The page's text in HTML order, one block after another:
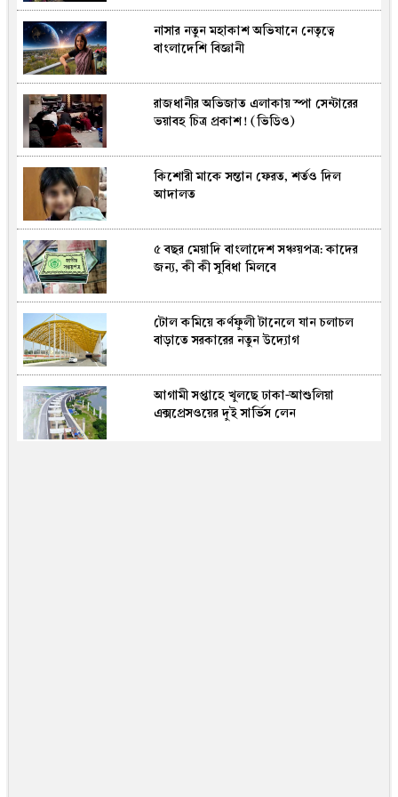
ইলন মাস্কের স্পেসএক্স ফ্যালকন ৯-এর
ধ্বংসাবশেষে চাঁদে ২৭ মিটার গর্ত, ছড়িয়ে
নরও‌য়ের ৪৫ বছরের মহিলা ইনফান্তিনোর
চ্যালেঞ্জার, ফিফা সভাপতি নির্বাচন ঘিরে বাড়ছে
মারাদোনার ‘হ্যান্ড অফ গড’-এর সাক্ষী সেই
ঐতিহাসিক ফুটবল এবার নিলামে, দাম উঠ‌তে
বাংলাদেশের রাষ্ট্রীয় কাঠামোতে রাষ্ট্রপতি কী
করতে পারেন আর কী পারেন না?
সৌরভ গাঙ্গু‌লি, যুবরাজদের নজরে বাংলার
অলরাউন্ডার করন লাল, আগামী আইপিএলে
৩১২ শিক্ষাপ্রতিষ্ঠানে পাস করেনি কেউ
নাসার নতুন মহাকাশ অভিযানে নেতৃত্বে
বাংলাদেশি বিজ্ঞানী
রাজধানীর অভিজাত এলাকায় স্পা সেন্টারের
ভয়াবহ চিত্র প্রকাশ! (ভিডিও)
কিশোরী মাকে সন্তান ফেরত, শর্তও দিল
আদালত
৫ বছর মেয়াদি বাংলাদেশ সঞ্চয়পত্র: কাদের
জন্য, কী কী সুবিধা মিলবে
টোল কমিয়ে কর্ণফুলী টানেলে যান চলাচল
বাড়াতে সরকারের নতুন উদ্যোগ
আগামী সপ্তাহে খুলছে ঢাকা-আশুলিয়া
এক্সপ্রেসওয়ের দুই সার্ভিস লেন